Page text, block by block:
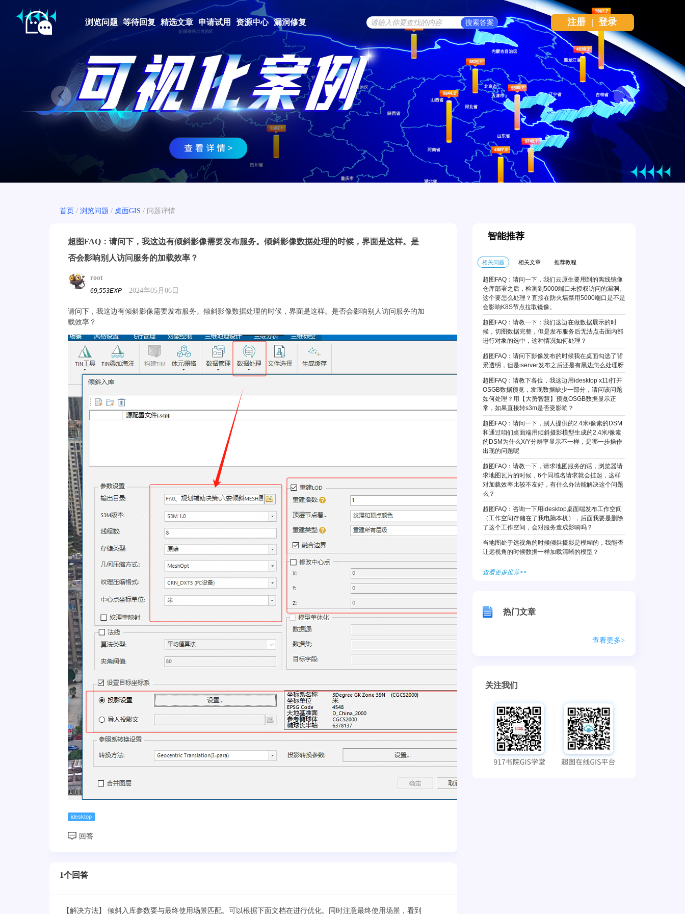
Next
Prev
浏览问题 等待回复 精选文章 申请试用 资源中心 漏洞修复 注册 | 登录
首页 / 浏览问题 / 桌面GIS / 问题详情
超图FAQ：请问下，我这边有倾斜影像需要发布服务。倾斜影像数据处理的时候，界面是这样。是
否会影响别人访问服务的加载效率？
root
69,553EXP 2024年05月06日
请问下，我这边有倾斜影像需要发布服务。倾斜影像数据处理的时候，界面是这样。是否会影响别人访问服务的加
载效率？
idesktop
1个回答
【解决方法】 倾斜入库参数要与最终使用场景匹配。可以根据下面文档在进行优化。同时注意最终使用场景，看到
智能推荐
相关问题 相关文章 推荐教程
超图FAQ：请问一下，我们云原生要用到的离线镜像
仓库部署之后，检测到5000端口未授权访问的漏洞。
这个要怎么处理？直接在防火墙禁用5000端口是不是
会影响K8S节点拉取镜像。
超图FAQ：请教一下：我们这边在做数据展示的时
候，切图数据完整，但是发布服务后无法点击面内部
进行对象的选中，这种情况如何处理？
超图FAQ：请问下影像发布的时候我在桌面勾选了背
景透明，但是iserver发布之后还是有黑边怎么处理呀
超图FAQ：请教下各位，我这边用idesktop x11i打开
OSGB数据预览，发现数据缺少一部分，请问该问题
如何处理？用【大势智慧】预览OSGB数据显示正
常，如果直接转s3m是否受影响？
超图FAQ：请问一下，别人提供的2.4米/像素的DSM
和通过咱们桌面端用倾斜摄影模型生成的2.4米/像素
的DSM为什么X/Y分辨率显示不一样，是哪一步操作
出现的问题呢
超图FAQ：请教一下，请求地图服务的话，浏览器请
求地图瓦片的时候，6个同域名请求就会挂起，这样
对加载效率比较不友好，有什么办法能解决这个问题
么？
超图FAQ：咨询一下用idesktop桌面端发布工作空间
（工作空间存储在了我电脑本机），后面我要是删除
了这个工作空间，会对服务造成影响吗？
当地图处于远视角的时候倾斜摄影是模糊的，我能否
让远视角的时候数据一样加载清晰的模型？
查看更多推荐>>
热门文章
查看更多>
关注我们